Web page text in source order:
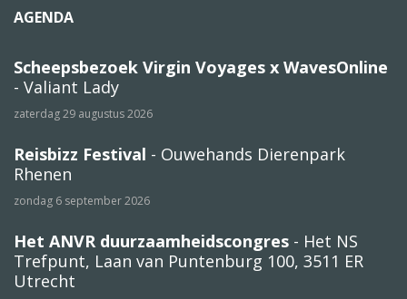
AGENDA
Scheepsbezoek Virgin Voyages x WavesOnline
- Valiant Lady
zaterdag 29 augustus 2026
Reisbizz Festival - Ouwehands Dierenpark
Rhenen
zondag 6 september 2026
Het ANVR duurzaamheidscongres - Het NS
Trefpunt, Laan van Puntenburg 100, 3511 ER
Utrecht